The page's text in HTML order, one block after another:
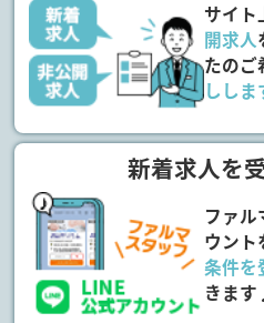
サイト
開求人
たのご
ししま
新着求人を
ファ
ウント
条件を
きま